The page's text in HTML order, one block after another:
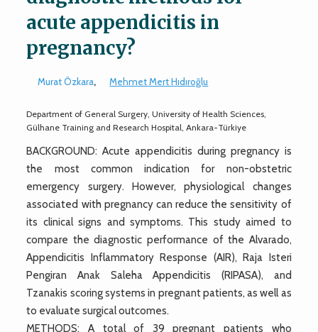
acute appendicitis in
pregnancy?
Murat Özkara, Mehmet Mert Hıdıroğlu
Department of General Surgery, University of Health Sciences,
Gülhane Training and Research Hospital, Ankara-Türkiye
BACKGROUND: Acute appendicitis during pregnancy is
the most common indication for non-obstetric
emergency surgery. However, physiological changes
associated with pregnancy can reduce the sensitivity of
its clinical signs and symptoms. This study aimed to
compare the diagnostic performance of the Alvarado,
Appendicitis Inflammatory Response (AIR), Raja Isteri
Pengiran Anak Saleha Appendicitis (RIPASA), and
Tzanakis scoring systems in pregnant patients, as well as
to evaluate surgical outcomes.
METHODS: A total of 39 pregnant patients who